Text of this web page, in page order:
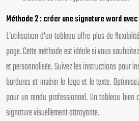
Méthode 2 : créer une signature word
L’utilisation d’un tableau offre plus de
page. Cette méthode est idéale si vous
et personnalisée. Suivez les instructions pour
bordures et insérer le logo et le texte.
pour un rendu professionnel. Un tableau
signature visuellement attrayante.